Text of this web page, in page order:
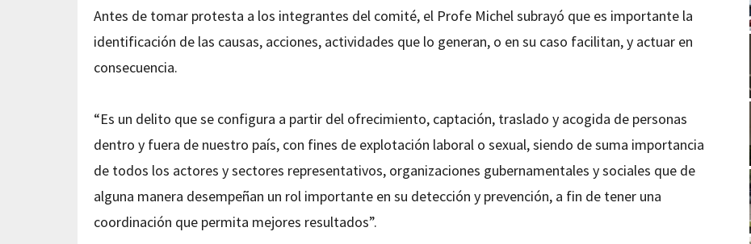
Antes de tomar protesta a los integrantes del comité, el Profe Michel subrayó que es importante la
identificación de las causas, acciones, actividades que lo generan, o en su caso facilitan, y actuar en
consecuencia.
“Es un delito que se configura a partir del ofrecimiento, captación, traslado y acogida de personas
dentro y fuera de nuestro país, con fines de explotación laboral o sexual, siendo de suma importancia
de todos los actores y sectores representativos, organizaciones gubernamentales y sociales que de
alguna manera desempeñan un rol importante en su detección y prevención, a fin de tener una
coordinación que permita mejores resultados”.